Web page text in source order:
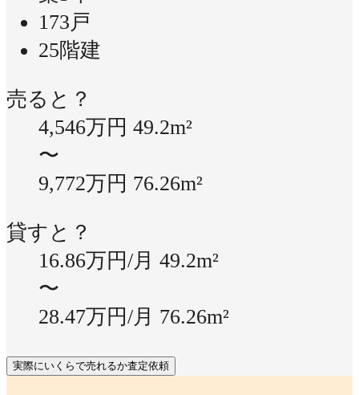
173戸
25階建
売ると？
4,546万円 49.2m²
〜
9,772万円 76.26m²
貸すと？
16.86万円/月 49.2m²
〜
28.47万円/月 76.26m²
実際にいくらで売れるか査定依頼